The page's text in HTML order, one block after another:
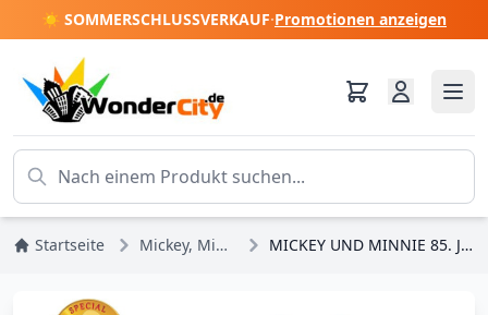
☀️ SOMMERSCHLUSSVERKAUF·Promotionen anzeigen
Startseite Mickey, Minnie, Pluto, Goofy MICKEY UND MINNIE 85. JUBILÄUM DISNEY TRADITIONS